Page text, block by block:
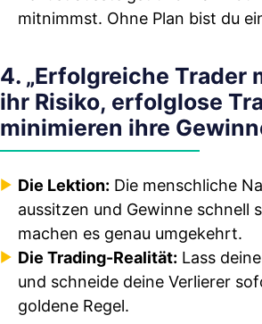
mitnimmst. Ohne Plan bist du
4. „Erfolgreiche Trader
ihr Risiko, erfolglose
minimieren ihre
Die Lektion: Die menschliche
aussitzen und Gewinne schnell
machen es genau umgekehrt.
Die Trading-Realität: Lass
und schneide deine Verlierer
goldene Regel.